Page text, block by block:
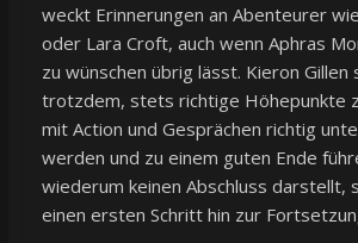
weckt Erinnerungen an Abenteurer
oder Lara Croft, auch wenn Aphras
zu wünschen übrig lässt. Kieron Gillen
trotzdem, stets richtige Höhepunkte
mit Action und Gesprächen richtig
werden und zu einem guten Ende
wiederum keinen Abschluss darstellt,
einen ersten Schritt hin zur